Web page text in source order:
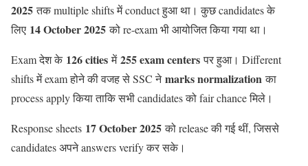
2025तक multiple shifts में conduct हुआ था। कुछ candidates के
लिए 14 October 2025को re-exam भी आयोजित किया गया था।
Exam देश के 126 citiesमें255 exam centersपर हुआ। Different
shifts में exam होने की वजह से SSC नेmarks normalizationका
process apply किया ताकि सभी candidates को fair chance मिले।
Response sheets 17 October 2025को release की गई थीं, जिससे
candidates अपने answers verify कर सके।